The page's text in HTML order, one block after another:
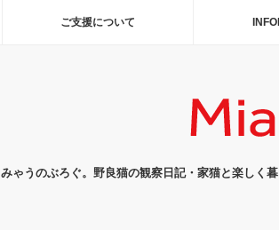
ご支援について
みゃうのぶろぐ。野良猫の観察日記・家猫と楽しく